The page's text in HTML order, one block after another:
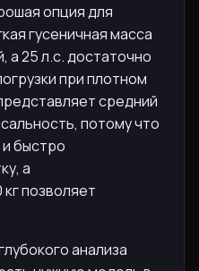
опция для
гусеничная масса
а 25 л.с. достаточно
при плотном
средний
потому что
быстро
а
позволяет
анализа